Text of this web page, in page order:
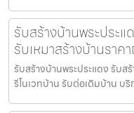
รับสร้างบ้านพระประ
รับเหมาสร้างบ้านราค
รับสร้างบ้านพระประแดง รับส
รีโนเวทบ้าน รับต่อเติมบ้าน บ